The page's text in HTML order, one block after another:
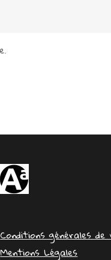
Conditions générales
Mentions Légales